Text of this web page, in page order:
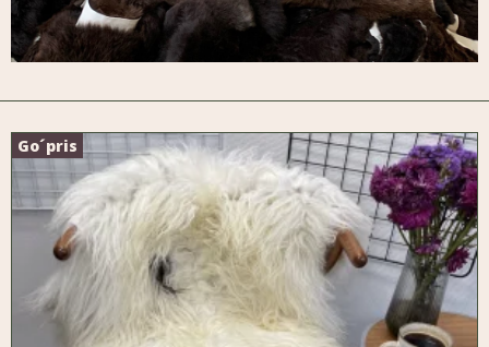
Go´pris